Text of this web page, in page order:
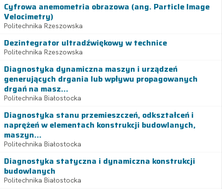
Cyfrowa anemometria obrazowa (ang. Particle Image
Velocimetry)
Politechnika Rzeszowska
Dezintegrator ultradźwiękowy w technice
Politechnika Rzeszowska
Diagnostyka dynamiczna maszyn i urządzeń
generujących drgania lub wpływu propagowanych
drgań na masz...
Politechnika Białostocka
Diagnostyka stanu przemieszczeń, odkształceń i
naprężeń w elementach konstrukcji budowlanych,
maszyn...
Politechnika Białostocka
Diagnostyka statyczna i dynamiczna konstrukcji
budowlanych
Politechnika Białostocka